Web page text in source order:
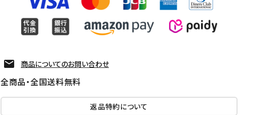
商品についてのお問い合わせ
全商品・全国送料無料
返品特約について